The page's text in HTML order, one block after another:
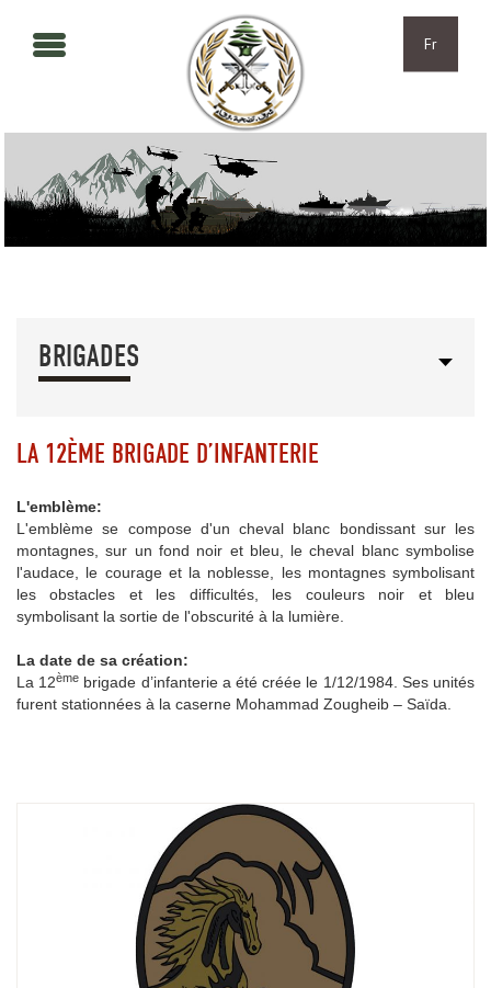
Fr
BRIGADES
LA 12ÈME BRIGADE D’INFANTERIE
L'emblème:
L'emblème se compose d'un cheval blanc bondissant sur les
montagnes, sur un fond noir et bleu, le cheval blanc symbolise
l'audace, le courage et la noblesse, les montagnes symbolisant
les obstacles et les difficultés, les couleurs noir et bleu
symbolisant la sortie de l'obscurité à la lumière.
La date de sa création:
La 12ème brigade d’infanterie a été créée le 1/12/1984. Ses unités
furent stationnées à la caserne Mohammad Zougheib – Saïda.